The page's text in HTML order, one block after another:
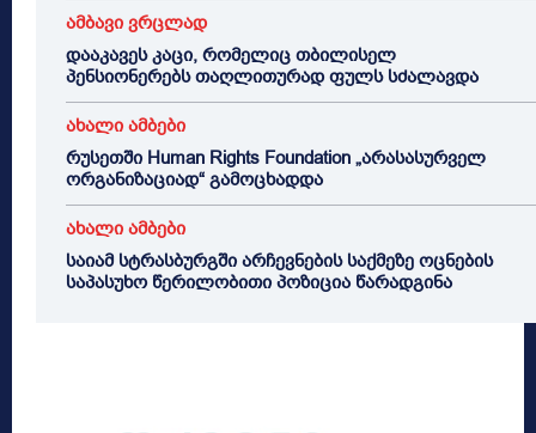
ამბავი ვრცლად
დააკავეს კაცი, რომელიც თბილისელ
პენსიონერებს თაღლითურად ფულს სძალავდა
ახალი ამბები
რუსეთში Human Rights Foundation „არასასურველ
ორგანიზაციად“ გამოცხადდა
ახალი ამბები
საიამ სტრასბურგში არჩევნების საქმეზე ოცნების
საპასუხო წერილობითი პოზიცია წარადგინა